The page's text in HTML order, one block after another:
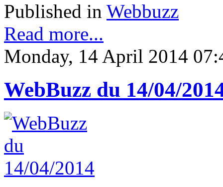
Published in Webbuzz
Read more...
Monday, 14 April 2014
WebBuzz du 14/04/